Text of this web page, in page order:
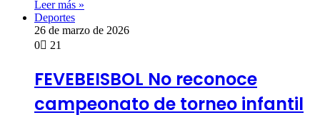
Leer más »
Deportes
26 de marzo de 2026
0
21
FEVEBEISBOL No reconoce
campeonato de torneo infantil